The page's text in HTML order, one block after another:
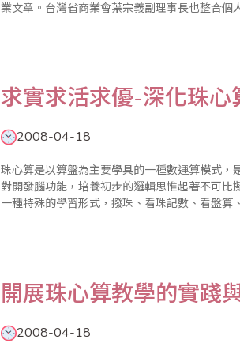
業文章。台灣省商業會葉宗義副理事長也整合個
求實求活求優-深化珠心
2008-04-18
珠心算是以算盤為主要學具的一種數運算模式，
對開發腦功能，培養初步的邏輯思惟起著不可
一種特殊的學習形式，撥珠、看珠記數、看盤算
開展珠心算教學的實踐
2008-04-18